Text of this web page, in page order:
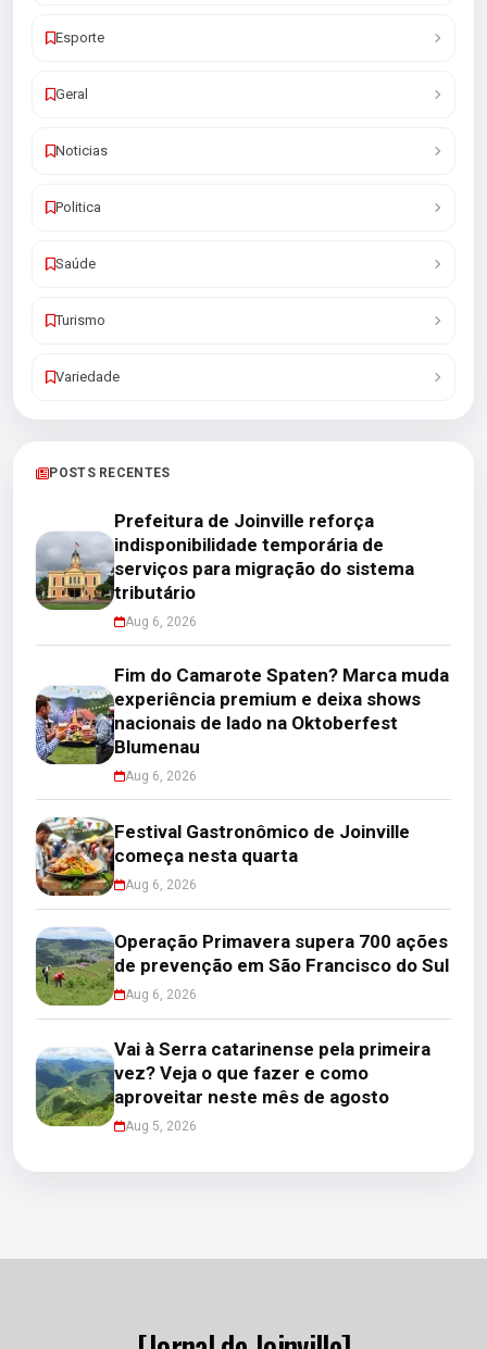
Esporte
Geral
Noticias
Politica
Saúde
Turismo
Variedade
POSTS RECENTES
Prefeitura de Joinville reforça
indisponibilidade temporária de
serviços para migração do sistema
tributário
Aug 6, 2026
Fim do Camarote Spaten? Marca muda
experiência premium e deixa shows
nacionais de lado na Oktoberfest
Blumenau
Aug 6, 2026
Festival Gastronômico de Joinville
começa nesta quarta
Aug 6, 2026
Operação Primavera supera 700 ações
de prevenção em São Francisco do Sul
Aug 6, 2026
Vai à Serra catarinense pela primeira
vez? Veja o que fazer e como
aproveitar neste mês de agosto
Aug 5, 2026